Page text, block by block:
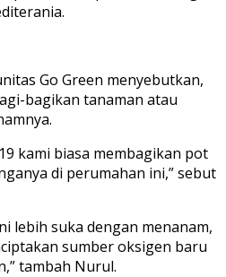
Go Green menyebutkan,
bagikan tanaman atau
kami biasa membagikan pot
di perumahan ini,” sebut
lebih suka dengan menanam,
sumber oksigen baru
tambah Nurul.